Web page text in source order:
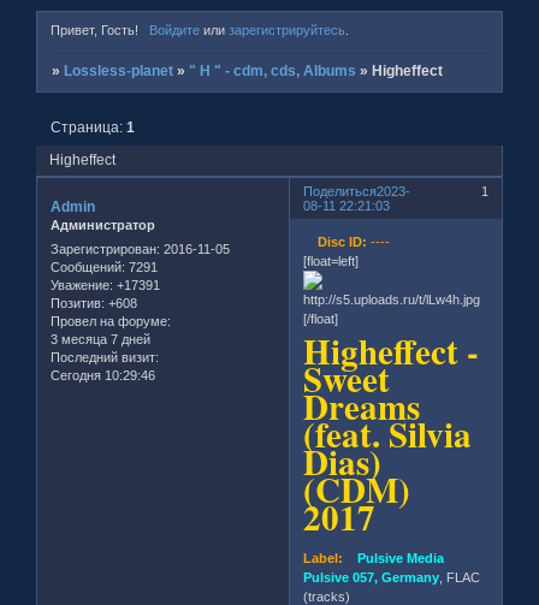
Привет, Гость! Войдитеили зарегистрируйтесь.
» Lossless-planet » " H " - cdm, cds, Albums » Higheffect
Higheffect
Страница:1
Поделиться 1
2023-
08-11 22:21:03
Admin
Администратор
Зарегистрирован: 2016-11-05
Сообщений: 7291
Уважение: +17391
Позитив: +608
Провел на форуме:
3 месяца 7 дней
Последний визит:
Сегодня 10:29:46
Disc ID: ----
[float=left]
[/float]
Higheffect -
Sweet
Dreams
(feat. Silvia
Dias)
(CDM)
2017
Label: Pulsive Media
Pulsive 057, Germany , FLAC
(tracks)